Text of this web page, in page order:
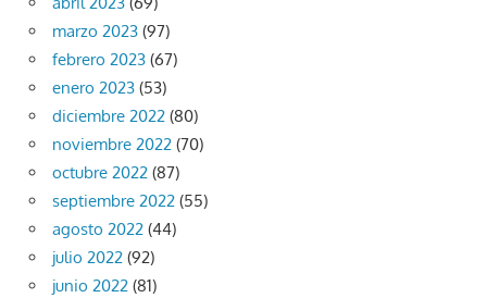
marzo 2023 (97)
febrero 2023 (67)
enero 2023 (53)
diciembre 2022 (80)
noviembre 2022 (70)
octubre 2022 (87)
septiembre 2022 (55)
agosto 2022 (44)
julio 2022 (92)
junio 2022 (81)